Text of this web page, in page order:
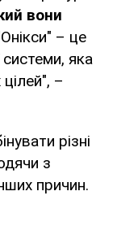
вони
– це
яка
–
різні
з
причин.